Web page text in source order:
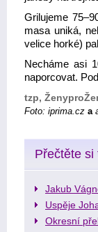
Grilujeme
masa uniká,
velice horké)
Necháme asi
naporcovat.
tzp,
Foto: iprima.cz a
Přečtěte si
Jakub
Uspěje
Okresní